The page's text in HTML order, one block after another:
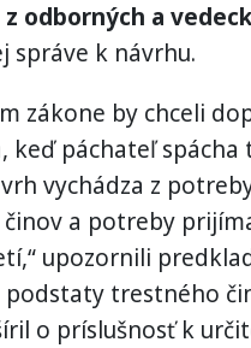
odborných a
správe k návrhu.
zákone by chceli
keď páchateľ
vychádza z
a potreby
upozornili
trestného
o príslušnosť k